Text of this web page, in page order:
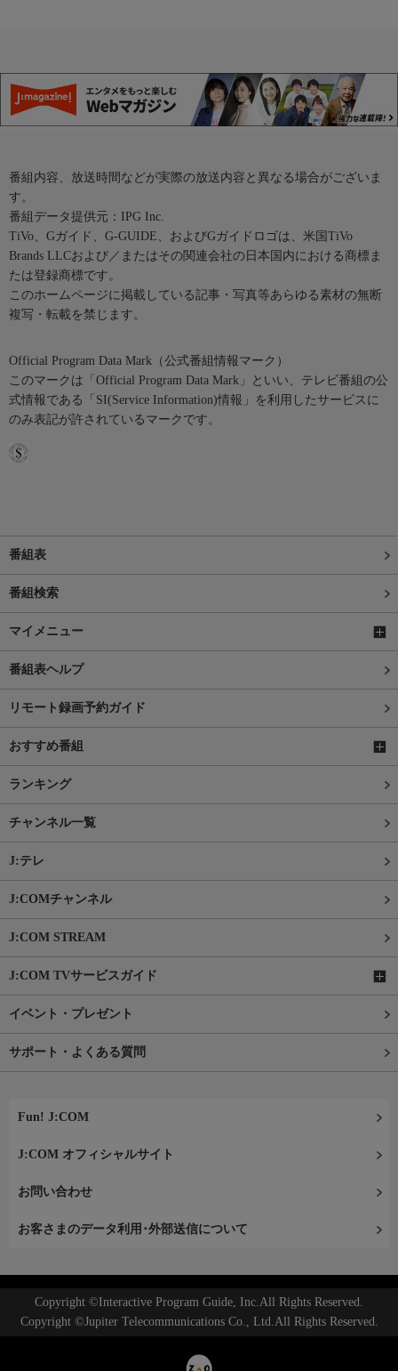
番組内容、放送時間などが実際の放送内容と異なる場合がございま
す。
番組データ提供元：IPG Inc.
TiVo、Gガイド、G-GUIDE、およびGガイドロゴは、米国TiVo
Brands LLCおよび／またはその関連会社の日本国内における商標ま
たは登録商標です。
このホームページに掲載している記事・写真等あらゆる素材の無断
複写・転載を禁じます。
Official Program Data Mark（公式番組情報マーク）
このマークは「Official Program Data Mark」といい、テレビ番組の公
式情報である「SI(Service Information)情報」を利用したサービスに
のみ表記が許されているマークです。
番組表
番組検索
マイメニュー
番組表ヘルプ
リモート録画予約ガイド
おすすめ番組
ランキング
チャンネル一覧
J:テレ
J:COMチャンネル
J:COM STREAM
J:COM TVサービスガイド
イベント・プレゼント
サポート・よくある質問
Fun! J:COM
J:COM オフィシャルサイト
お問い合わせ
お客さまのデータ利用･外部送信について
Copyright ©Interactive Program Guide, Inc.All Rights Reserved.
Copyright ©Jupiter Telecommunications Co., Ltd.All Rights Reserved.